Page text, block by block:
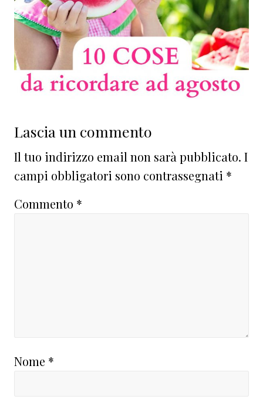
Interazioni
del
lettore
Lascia un commento
Il tuo indirizzo email non sarà pubblicato. I
campi obbligatori sono contrassegnati *
Commento *
Nome *